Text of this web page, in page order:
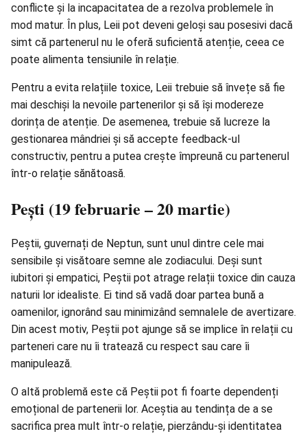
conflicte și la incapacitatea de a rezolva problemele în
mod matur. În plus, Leii pot deveni geloși sau posesivi dacă
simt că partenerul nu le oferă suficientă atenție, ceea ce
poate alimenta tensiunile în relație.
Pentru a evita relațiile toxice, Leii trebuie să învețe să fie
mai deschiși la nevoile partenerilor și să își modereze
dorința de atenție. De asemenea, trebuie să lucreze la
gestionarea mândriei și să accepte feedback-ul
constructiv, pentru a putea crește împreună cu partenerul
într-o relație sănătoasă.
Pești (19 februarie – 20 martie)
Peștii, guvernați de Neptun, sunt unul dintre cele mai
sensibile și visătoare semne ale zodiacului. Deși sunt
iubitori și empatici, Peștii pot atrage relații toxice din cauza
naturii lor idealiste. Ei tind să vadă doar partea bună a
oamenilor, ignorând sau minimizând semnalele de avertizare.
Din acest motiv, Peștii pot ajunge să se implice în relații cu
parteneri care nu îi tratează cu respect sau care îi
manipulează.
O altă problemă este că Peștii pot fi foarte dependenți
emoțional de partenerii lor. Aceștia au tendința de a se
sacrifica prea mult într-o relație, pierzându-și identitatea